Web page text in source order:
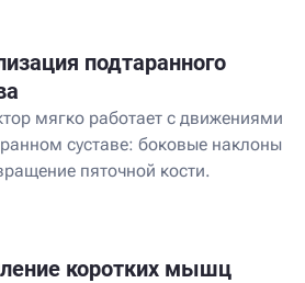
подтаранного
мягко работает с движениями
суставе: боковые наклоны
пяточной кости.
коротких мышц